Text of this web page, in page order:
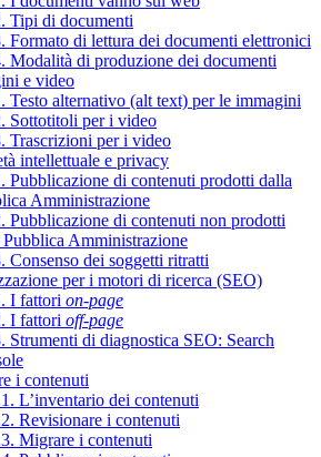
Tipi di documenti
Formato di lettura dei documenti elettronici
Modalità di produzione dei documenti
e video
Testo alternativo (alt text) per le immagini
Sottotitoli per i video
Trascrizioni per i video
intellettuale e privacy
Pubblicazione di contenuti prodotti dalla
Amministrazione
Pubblicazione di contenuti non prodotti
Pubblica Amministrazione
Consenso dei soggetti ritratti
per i motori di ricerca (SEO)
I fattori on-page
I fattori off-page
Strumenti di diagnostica SEO: Search
i contenuti
L’inventario dei contenuti
Revisionare i contenuti
Migrare i contenuti